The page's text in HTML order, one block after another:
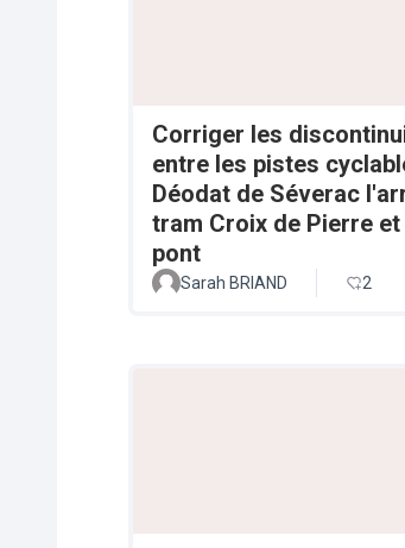
Corriger les
entre les pistes
Déodat de Séverac
tram Croix de Pierre et
pont
Sarah BRIAND 2